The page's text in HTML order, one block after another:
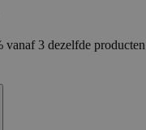
3 dezelfde producten